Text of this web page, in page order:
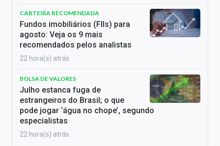
CARTEIRA RECOMENDADA
Fundos imobiliários (FIIs) para
agosto: Veja os 9 mais
recomendados pelos analistas
22 hora(s) atrás
BOLSA DE VALORES
Julho estanca fuga de
estrangeiros do Brasil; o que
pode jogar ‘água no chope’, segundo
especialistas
22 hora(s) atrás